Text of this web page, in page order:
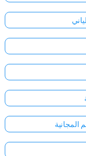
المجانية